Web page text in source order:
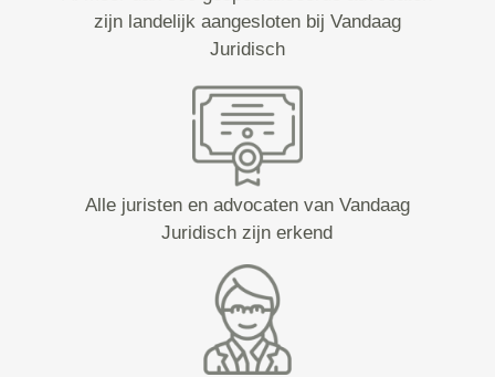
zijn landelijk aangesloten bij Vandaag
Juridisch
Alle juristen en advocaten van Vandaag
Juridisch zijn erkend